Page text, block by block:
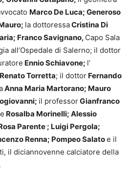
Marco De Luca; Generoso
la dottoressaCristina Di
Franco Savignano, Capo Sala
all’Ospedale di Salerno; il dottor
Ennio Schiavone; l’
Renato Torretta; il dottor Fernando
Anna Maria Martorano; Mauro
il professorGianfranco
Rosalba Morinelli; Alessio
Parente ; Luigi Pergola;
Renna; Pompeo Salatoe il
il diciannovenne calciatore della